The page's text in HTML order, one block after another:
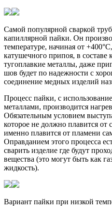
Самой популярной сваркой
капиллярной пайки. Он
температуре, начиная от
катушечного припоя, в составе
тугоплавкие металлы, даже
шов будет по надежности с
соединение медных изделий
Процесс пайки, с
металлами, производится
Обязательным условием
которое не должно плавится от
именно плавится от пламени
Оправданием этого процесса
сварить изделие где будут
вещества (это могут быть как
жидкость).
Вариант пайки при низкой